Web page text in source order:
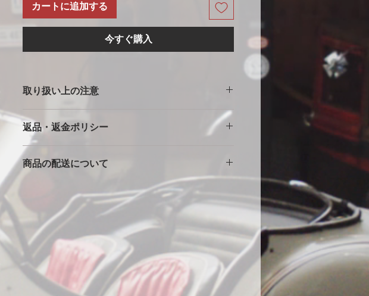
カートに追加する
今すぐ購入
取り扱い上の注意
ボディカバー使用上の注意
※強風での使用の注意
バタ付きが大きいと擦れや傷の原因になりますので、し
っかりとストラップをしめて下さい。風の強い場合や台
風の時は、ホイール部分に布団を干す時に使用する大型
の洗濯ばさみを併用する等の工夫をしていただくとより
※完全防水にはしていません。
カバーには防水・撥水加工をしていますが、完全防水で
はありません。ビニール生地やテント生地などの完全防
水生地を使用すると、地面からの湿気でボディが錆てし
まうからです。その為あえて通気性を保つために完全防
水にはしていません。ミシンの縫い目から雨水が浸入す
ることがありますが、不良品ではありません。天気の良
い日など車もカバーをめくり換気する事をお勧めしま
返品・返金ポリシー
カバーは消耗品です。使用に伴う劣化や汚れ、破れ等の
返品返金は対応できません。事前にカスタム等ご相談い
ただいた車両で、極端にサイズが小さい・大きい等の初
期不良に関しては別途商品に交換させて頂きます。
商品の配送について
北海道・沖縄・離島は2000円
発送はゆうパックでの発送になります。土日祝・年末年
始の発送は出来ません。